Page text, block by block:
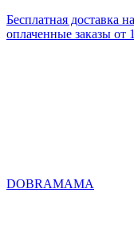
Бесплатная доставка
оплаченные заказы от
DOBRAMAMA